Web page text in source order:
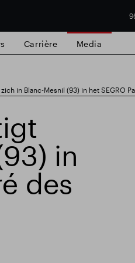
Carrière Media
in Blanc-Mesnil (93) in het SEGRO
in
des